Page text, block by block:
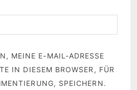
MEINE E-MAIL-ADRESSE
IN DIESEM BROWSER, FÜR
SPEICHERN.